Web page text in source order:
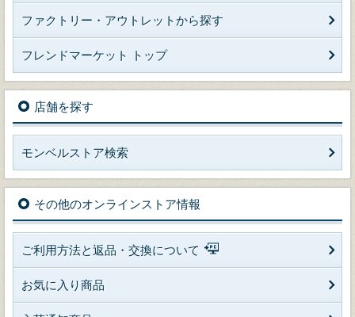
ファクトリー・アウトレットから探す
フレンドマーケット トップ
店舗を探す
モンベルストア検索
その他のオンラインストア情報
ご利用方法と返品・交換について
お気に入り商品